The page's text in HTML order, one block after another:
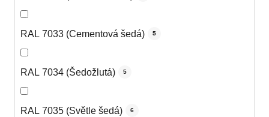
RAL 7033 (Cementová šedá) 5
RAL 7034 (Šedožlutá) 5
RAL 7035 (Světle šedá) 6